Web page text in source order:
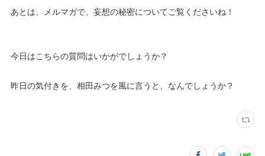
あとは、メルマガで、妄想の秘密についてご覧くださいね！
今日はこちらの質問はいかがでしょうか？
昨日の気付きを、相田みつを風に言うと、なんでしょうか？